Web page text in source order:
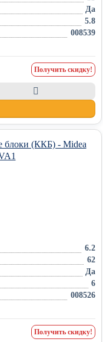
Да
5.8
008539
Получить скидку!
6.2
62
Да
6
008526
Получить скидку!